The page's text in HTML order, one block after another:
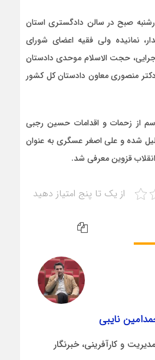
صبح در سالن دادگستری استان
نمانیده ولی فقیه اعضای شورای
حجت الاسلام موحدی دادستان
منصوری معاون دادستان کل کشور
از زحمات و اقدامات حسین رجبی
شده و علی اصغر عسگری به عنوان
قزوین معرفی شد.
از یک تا پنج امتیاز دهید
نایبی
و کارآفرینی، خبرنگار